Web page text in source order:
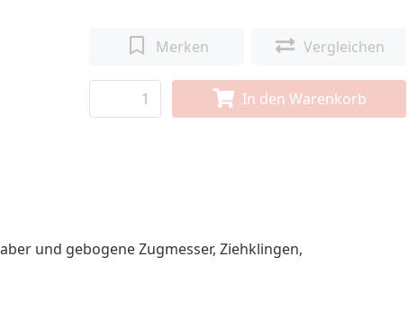
Merken Vergleichen
In den Warenkorb
und gebogene Zugmesser, Ziehklingen,